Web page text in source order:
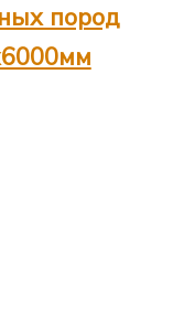
пород